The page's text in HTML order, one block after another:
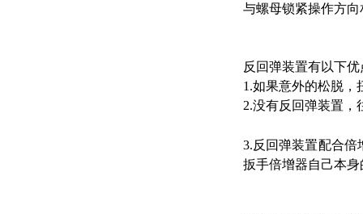
与螺母锁紧操作方向
反回弹装置有以下
1.如果意外的松脱
2.没有反回弹装置，
3.反回弹装置配合倍
扳手倍增器自己本